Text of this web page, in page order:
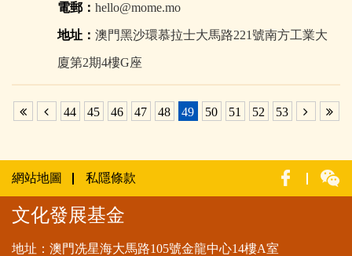
電郵： hello@mome.mo
地址： 澳門黑沙環慕拉士大馬路221號南方工業大
廈第2期4樓G座
44 45 46 47 48 49 50 51 52 53
網站地圖 私隱條款
文化發展基金
地址：澳門冼星海大馬路105號金龍中心14樓A室